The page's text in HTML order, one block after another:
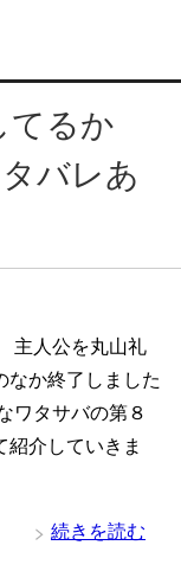
てるか
バレあ
主人公を丸山礼
なか終了しました
ワタサバの第８
紹介していきま
続きを読む